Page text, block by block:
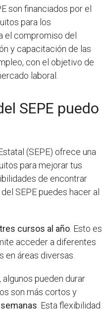
son financiados por el
para los
el compromiso del
y capacitación de las
con el objetivo de
laboral.
SEPE puedo
(SEPE) ofrece una
para mejorar tus
de encontrar
SEPE puedes hacer al
cursos al año . Esto es
acceder a diferentes
áreas diversas.
pueden durar
son más cortos y
. Esta flexibilidad